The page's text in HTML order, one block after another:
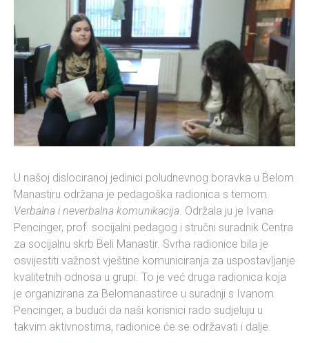
U našoj dislociranoj jedinici poludnevnog boravka u Belom
Manastiru održana je pedagoška radionica s temom
Verbalna i neverbalna komunikacija. Održala ju je Ivana
Pencinger, prof. socijalni pedagog i stručni suradnik Centra
za socijalnu skrb Beli Manastir. Svrha radionice bila je
osvijestiti važnost vještine komuniciranja za uspostavljanje
kvalitetnih odnosa u grupi. To je već druga radionica koja
je organizirana za Belomanastirce u suradnji s Ivanom
Pencinger, a budući da naši korisnici rado sudjeluju u
takvim aktivnostima, radionice će se održavati i dalje.